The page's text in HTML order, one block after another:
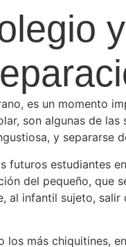
es un momento
son algunas de
y separarse
estudiantes
del pequeño, que
al infantil sujeto,
más chiquitines,